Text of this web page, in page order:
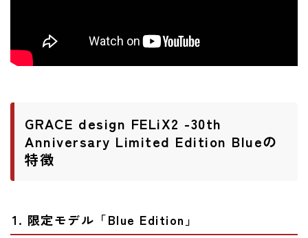
GRACE design FELiX2 -30th
Anniversary Limited Edition Blueの
特徴
1. 限定モデル「Blue Edition」